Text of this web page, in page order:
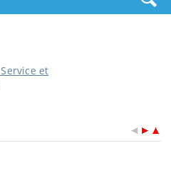
Service et